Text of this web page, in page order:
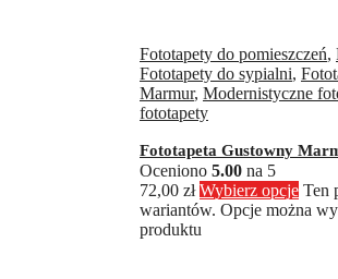
Fototapety do pomieszczeń,
Fototapety do sypialni,
Marmur, Modernistyczne
fototapety
Fototapeta Gustowny
Oceniono 5.00 na 5
72,00 zł Wybierz opcje Ten
wariantów. Opcje można
produktu